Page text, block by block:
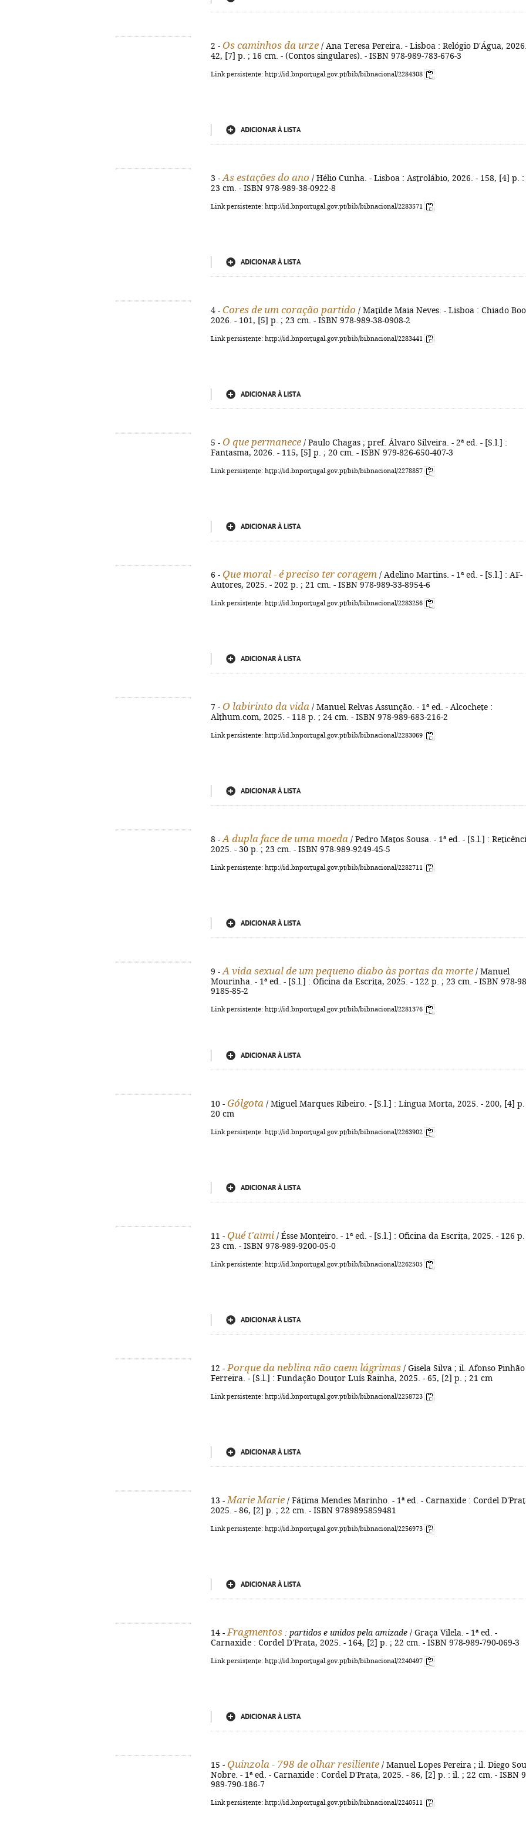
2 - Os caminhos da urze / Ana Teresa Pereira. - Lisboa : Relógio D'Água,
42, [7] p. ; 16 cm. - (Contos singulares). - ISBN 978-989-783-676-3
Link persistente: http://id.bnportugal.gov.pt/bib/bibnacional/2284308
ADICIONAR À LISTA
3 - As estações do ano / Hélio Cunha. - Lisboa : Astrolábio, 2026. - 158, [4] p.
23 cm. - ISBN 978-989-38-0922-8
Link persistente: http://id.bnportugal.gov.pt/bib/bibnacional/2283571
ADICIONAR À LISTA
4 - Cores de um coração partido / Matilde Maia Neves. - Lisboa : Chiado
2026. - 101, [5] p. ; 23 cm. - ISBN 978-989-38-0908-2
Link persistente: http://id.bnportugal.gov.pt/bib/bibnacional/2283441
ADICIONAR À LISTA
5 - O que permanece / Paulo Chagas ; pref. Álvaro Silveira. - 2ª ed. - [S.l.] :
Fantasma, 2026. - 115, [5] p. ; 20 cm. - ISBN 979-826-650-407-3
Link persistente: http://id.bnportugal.gov.pt/bib/bibnacional/2278857
ADICIONAR À LISTA
6 - Que moral - é preciso ter coragem / Adelino Martins. - 1ª ed. - [S.l.] : AF-
Autores, 2025. - 202 p. ; 21 cm. - ISBN 978-989-33-8954-6
Link persistente: http://id.bnportugal.gov.pt/bib/bibnacional/2283256
ADICIONAR À LISTA
7 - O labirinto da vida / Manuel Relvas Assunção. - 1ª ed. - Alcochete :
Althum.com, 2025. - 118 p. ; 24 cm. - ISBN 978-989-683-216-2
Link persistente: http://id.bnportugal.gov.pt/bib/bibnacional/2283069
ADICIONAR À LISTA
8 - A dupla face de uma moeda / Pedro Matos Sousa. - 1ª ed. - [S.l.] :
2025. - 30 p. ; 23 cm. - ISBN 978-989-9249-45-5
Link persistente: http://id.bnportugal.gov.pt/bib/bibnacional/2282711
ADICIONAR À LISTA
9 - A vida sexual de um pequeno diabo às portas da morte / Manuel
Mourinha. - 1ª ed. - [S.l.] : Oficina da Escrita, 2025. - 122 p. ; 23 cm. - ISBN 978-
9185-85-2
Link persistente: http://id.bnportugal.gov.pt/bib/bibnacional/2281376
ADICIONAR À LISTA
10 - Gólgota / Miguel Marques Ribeiro. - [S.l.] : Língua Morta, 2025. - 200, [4]
20 cm
Link persistente: http://id.bnportugal.gov.pt/bib/bibnacional/2263902
ADICIONAR À LISTA
11 - Qué t'aïmi / Ésse Monteiro. - 1ª ed. - [S.l.] : Oficina da Escrita, 2025. - 126
23 cm. - ISBN 978-989-9200-05-0
Link persistente: http://id.bnportugal.gov.pt/bib/bibnacional/2262505
ADICIONAR À LISTA
12 - Porque da neblina não caem lágrimas / Gisela Silva ; il. Afonso Pinhão
Ferreira. - [S.l.] : Fundação Doutor Luís Rainha, 2025. - 65, [2] p. ; 21 cm
Link persistente: http://id.bnportugal.gov.pt/bib/bibnacional/2258723
ADICIONAR À LISTA
13 - Marie Marie / Fátima Mendes Marinho. - 1ª ed. - Carnaxide : Cordel
2025. - 86, [2] p. ; 22 cm. - ISBN 9789895859481
Link persistente: http://id.bnportugal.gov.pt/bib/bibnacional/2256973
ADICIONAR À LISTA
14 - Fragmentos : partidos e unidos pela amizade / Graça Vilela. - 1ª ed. -
Carnaxide : Cordel D'Prata, 2025. - 164, [2] p. ; 22 cm. - ISBN 978-989-790-069-3
Link persistente: http://id.bnportugal.gov.pt/bib/bibnacional/2240497
ADICIONAR À LISTA
15 - Quinzola - 798 de olhar resiliente / Manuel Lopes Pereira ; il. Diego
Nobre. - 1ª ed. - Carnaxide : Cordel D'Prata, 2025. - 86, [2] p. : il. ; 22 cm. - ISBN
989-790-186-7
Link persistente: http://id.bnportugal.gov.pt/bib/bibnacional/2240511